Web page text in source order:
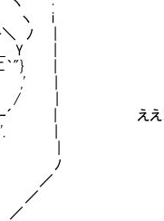
i
＼ ﾉ |
Y |
"} |
,' |
/ |
、その通りです
|
|
ﾉ
／
／
／